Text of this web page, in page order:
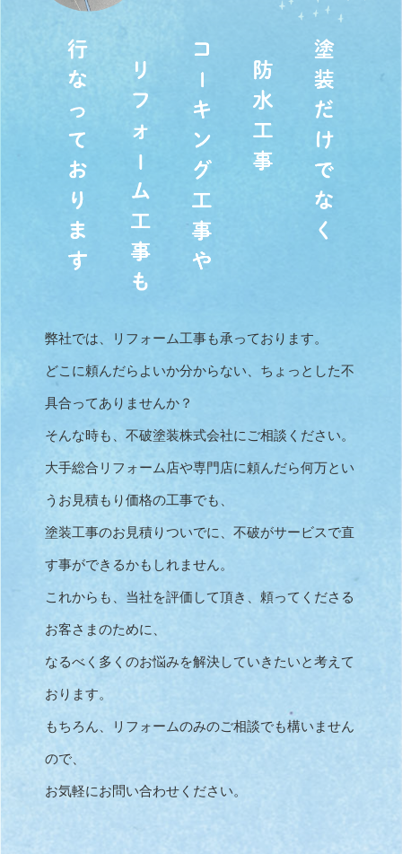
弊社では、リフォーム工事も承っております。
どこに頼んだらよいか分からない、ちょっとした不
具合ってありませんか？
そんな時も、不破塗装株式会社にご相談ください。
大手総合リフォーム店や専門店に頼んだら何万とい
うお見積もり価格の工事でも、
塗装工事のお見積りついでに、不破がサービスで直
す事ができるかもしれません。
これからも、当社を評価して頂き、頼ってくださる
お客さまのために、
なるべく多くのお悩みを解決していきたいと考えて
おります。
もちろん、リフォームのみのご相談でも構いません
ので、
お気軽にお問い合わせください。